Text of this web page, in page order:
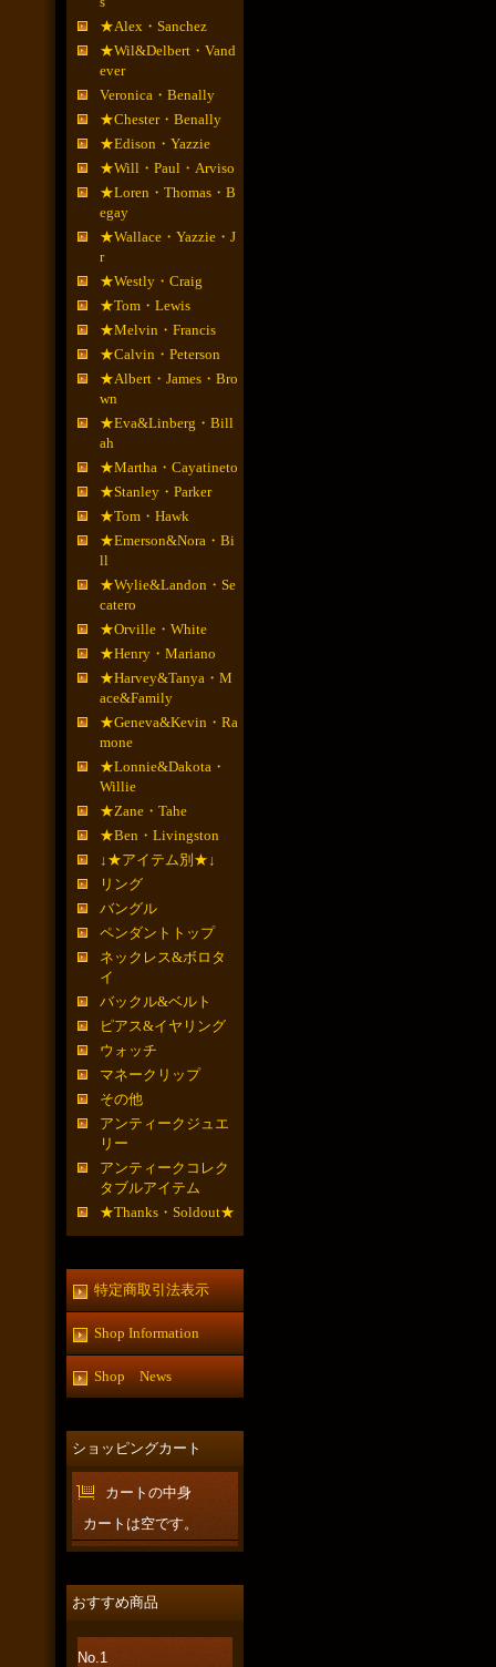
★Alex・Sanchez
★Wil&Delbert・Vand
ever
Veronica・Benally
★Chester・Benally
★Edison・Yazzie
★Will・Paul・Arviso
★Loren・Thomas・B
egay
★Wallace・Yazzie・J
r
★Westly・Craig
★Tom・Lewis
★Melvin・Francis
★Calvin・Peterson
★Albert・James・Bro
wn
★Eva&Linberg・Bill
ah
★Martha・Cayatineto
★Stanley・Parker
★Tom・Hawk
★Emerson&Nora・Bi
ll
★Wylie&Landon・Se
catero
★Orville・White
★Henry・Mariano
★Harvey&Tanya・M
ace&Family
★Geneva&Kevin・Ra
mone
★Lonnie&Dakota・
Willie
★Zane・Tahe
★Ben・Livingston
↓★アイテム別★↓
リング
バングル
ペンダントトップ
ネックレス&ボロタ
イ
バックル&ベルト
ピアス&イヤリング
ウォッチ
マネークリップ
その他
アンティークジュエ
リー
アンティークコレク
タブルアイテム
★Thanks・Soldout★
特定商取引法表示
Shop Information
Shop News
ショッピングカート
カートの中身
カートは空です。
おすすめ商品
No.1